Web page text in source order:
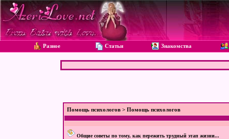
Разное Статьи Знакомства
Помощь психологов > Помощь психологов
Общие советы по тому, как пережить трудный этап жизни...